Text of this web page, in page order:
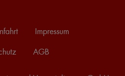
Impressum
AGB